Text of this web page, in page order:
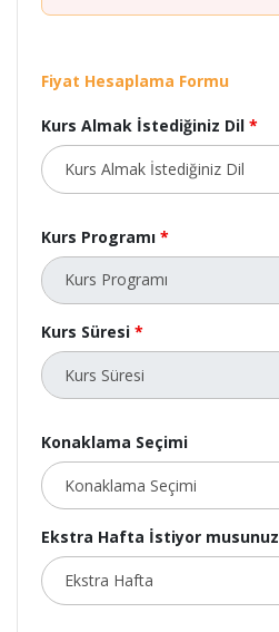
Fiyat Hesaplama Formu
Kurs Almak İstediğiniz Dil *
Kurs Programı *
Kurs Süresi *
Konaklama Seçimi
Ekstra Hafta İstiyor